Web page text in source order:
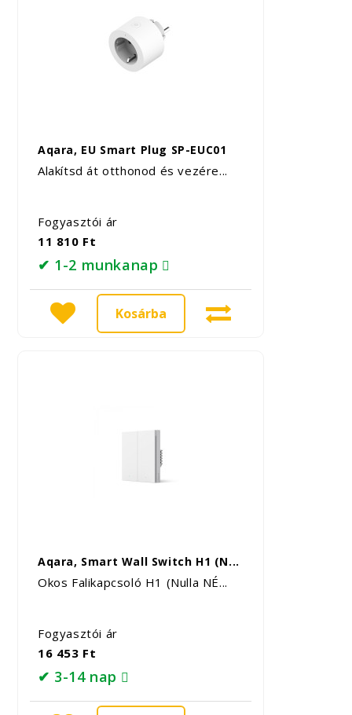
Aqara, EU Smart Plug SP-EUC01
Alakítsd át otthonod és vezére...
Fogyasztói ár
11 810 Ft
✔ 1-2 munkanap
Kosárba
Aqara, Smart Wall Switch H1 (N...
Okos Falikapcsoló H1 (Nulla NÉ...
Fogyasztói ár
16 453 Ft
✔ 3-14 nap